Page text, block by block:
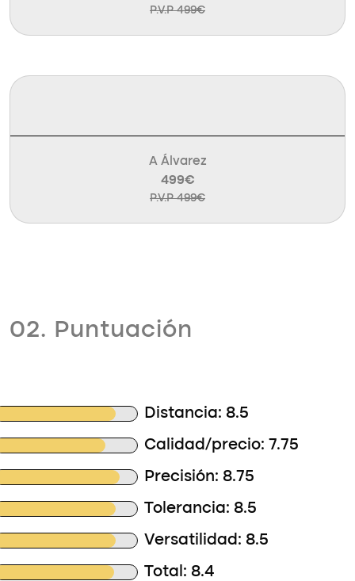
P.V.P 499€
A Álvarez
499€
P.V.P 499€
02. Puntuación
Distancia: 8.5
Calidad/precio: 7.75
Precisión: 8.75
Tolerancia: 8.5
Versatilidad: 8.5
Total: 8.4